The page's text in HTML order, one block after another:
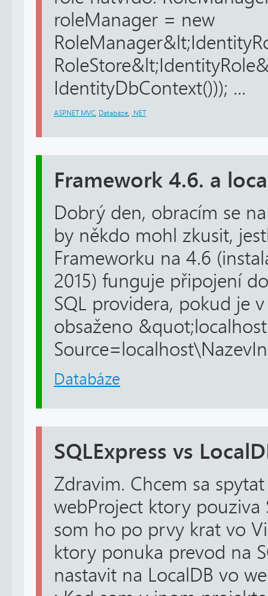
roleManager = new
IdentityDbContext())); ...
ASP.NET MVC Databáze .NET
Framework 4.6. a
Dobrý den, obracím se
by někdo mohl zkusit,
Frameworku na 4.6
2015) funguje připojení
SQL providera, pokud je
obsaženo
Databáze
SQLExpress vs
Zdravim. Chcem sa
webProject ktory pouziva
som ho po prvy krat vo
ktory ponuka prevod na
nastavit na LocalDB vo